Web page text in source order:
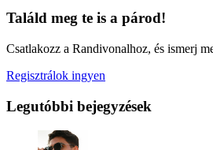
Találd meg te is a párod!
Csatlakozz a Randivonalhoz, és ismerj
Regisztrálok ingyen
Legutóbbi bejegyzések